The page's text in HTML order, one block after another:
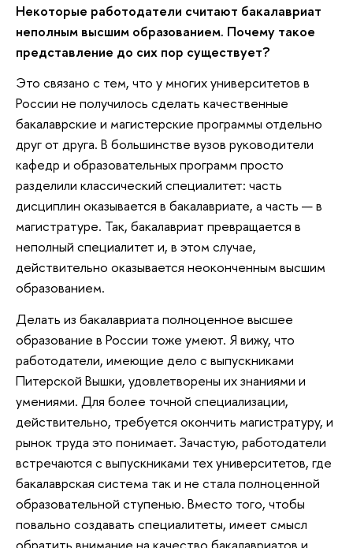
Некоторые работодатели считают бакалавриат
неполным высшим образованием. Почему такое
представление до сих пор существует?
Это связано с тем, что у многих университетов в
России не получилось сделать качественные
бакалаврские и магистерские программы отдельно
друг от друга. В большинстве вузов руководители
кафедр и образовательных программ просто
разделили классический специалитет: часть
дисциплин оказывается в бакалавриате, а часть — в
магистратуре. Так, бакалавриат превращается в
неполный специалитет и, в этом случае,
действительно оказывается неоконченным высшим
образованием.
Делать из бакалавриата полноценное высшее
образование в России тоже умеют. Я вижу, что
работодатели, имеющие дело с выпускниками
Питерской Вышки, удовлетворены их знаниями и
умениями. Для более точной специализации,
действительно, требуется окончить магистратуру, и
рынок труда это понимает. Зачастую, работодатели
встречаются с выпускниками тех университетов, где
бакалаврская система так и не стала полноценной
образовательной ступенью. Вместо того, чтобы
повально создавать специалитеты, имеет смысл
обратить внимание на качество бакалавриатов и